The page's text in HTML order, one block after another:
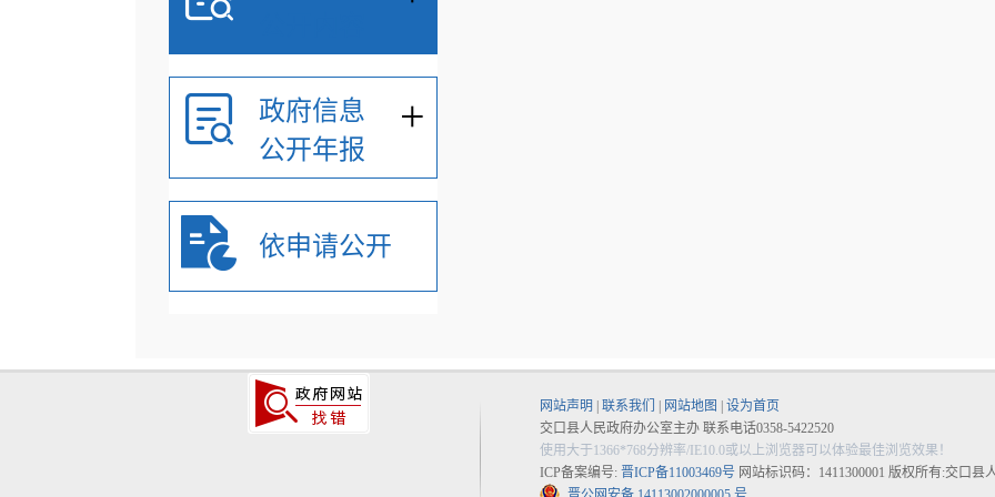
政府信息
公开年报
+
依申请公开
网站声明 联系我们 网站地图
设为首页
交口县人民政府办公室主办 联系电话0358-5422520
使用大于1366*768分辨率/IE10.0或以上浏览器可以体验最佳浏览效果！
ICP备案编号: 晋ICP备11003469号 网站标识码：1411300001 版权所有:交口县